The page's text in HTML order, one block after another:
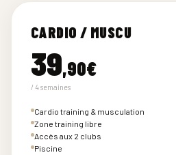
CARDIO / MUSCU
39,90€
/ 4 semaines
Cardio training & musculation
Zone training libre
Accès aux 2 clubs
Piscine